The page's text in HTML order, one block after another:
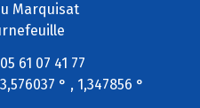
Marquisat
61 07 41 77
° , 1,347856 °